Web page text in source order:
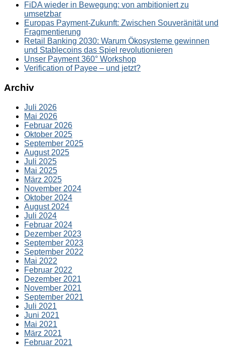
FiDA wieder in Bewegung: von ambitioniert zu
umsetzbar
Europas Payment-Zukunft: Zwischen Souveränität und
Fragmentierung
Retail Banking 2030: Warum Ökosysteme gewinnen
und Stablecoins das Spiel revolutionieren
Unser Payment 360° Workshop
Verification of Payee – und jetzt?
Archiv
Juli 2026
Mai 2026
Februar 2026
Oktober 2025
September 2025
August 2025
Juli 2025
Mai 2025
März 2025
November 2024
Oktober 2024
August 2024
Juli 2024
Februar 2024
Dezember 2023
September 2023
September 2022
Mai 2022
Februar 2022
Dezember 2021
November 2021
September 2021
Juli 2021
Juni 2021
Mai 2021
März 2021
Februar 2021